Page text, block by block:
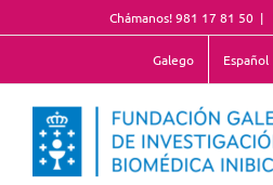
to
Chámanos! 981 17 81 50 |
Galego Español